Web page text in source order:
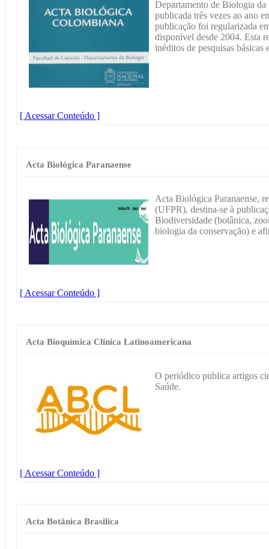
Departamento de Biologia
publicada três vezes ao ano
publicação foi regularizada
disponível desde 2004. Esta
inéditos de pesquisas básicas
[ Acessar Conteúdo ]
Acta Biológica Paranaense
Acta Biológica Paranaense,
(UFPR), destina-se à
Biodiversidade (botânica,
biologia da conservação) e
[ Acessar Conteúdo ]
Acta Bioquímica Clínica Latinoamericana
O periódico publica artigos
Saúde.
[ Acessar Conteúdo ]
Acta Botânica Brasilica